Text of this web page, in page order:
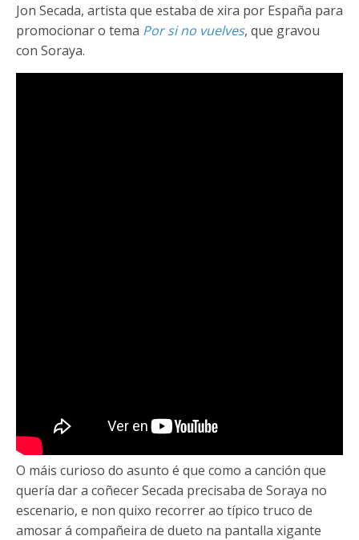
Jon Secada, artista que estaba de xira por España para
promocionar o tema Por si no vuelves, que gravou
con Soraya.
O máis curioso do asunto é que como a canción que
quería dar a coñecer Secada precisaba de Soraya no
escenario, e non quixo recorrer ao típico truco de
amosar á compañeira de dueto na pantalla xigante